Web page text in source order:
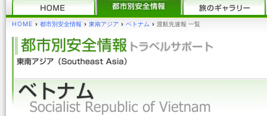
HOME › 都市別安全情報 › 東南アジア › ベトナム › 渡航先速報 一覧